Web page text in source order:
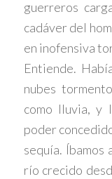
guerreros
cadáver del
en inofensiva
Entiende.
nubes
como lluvia, y
poder
sequía.
río crecido